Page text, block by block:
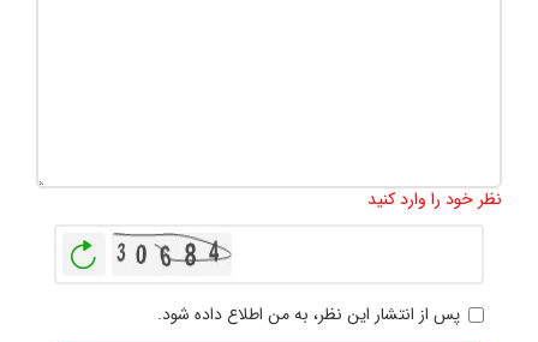
نظر خود را وارد کنید
پس از انتشار این نظر، به من اطلاع داده شود.